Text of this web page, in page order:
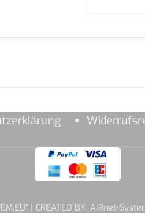
| CREATED BY: AIRnet-